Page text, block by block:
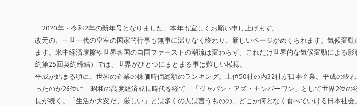
『
穴
熊
社
2020年・令和2年の新年号となりました、本年も宜しくお願い申し上げます。
改元の、一世一代の皇室の国家的行事も無事に滞りなく終わり、新しいページがめくられます。気候変
ます。米中経済摩擦や世界各国の自国ファーストの潮流は変わらず、これだけ世界的な気候変動による
約第25回契約締結）では、世界がひとつにまとまる事は難しい模様。
平成が始まる頃に、世界の企業の株価時価総額のランキング。上位50社の内32社が日本企業。平成の
ったのが26位に。昭和の高度経済成長時代を経て、「ジャパン・アズ・ナンバーワン」として世界2位
長が続く。「生活が大変だ、厳しい」とは多くの人は言うものの、どこか何となく食べていける日本社